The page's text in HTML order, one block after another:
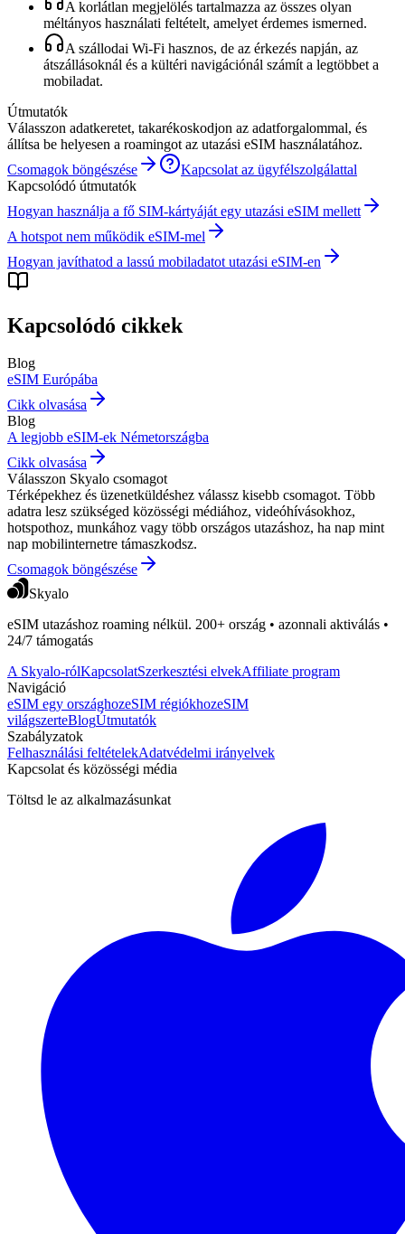
A korlátlan megjelölés tartalmazza az összes olyan
méltányos használati feltételt, amelyet érdemes ismerned.
A szállodai Wi-Fi hasznos, de az érkezés napján, az
átszállásoknál és a kültéri navigációnál számít a legtöbbet a
mobiladat.
Útmutatók
Válasszon adatkeretet, takarékoskodjon az adatforgalommal, és
állítsa be helyesen a roamingot az utazási eSIM használatához.
Csomagok böngészése
Kapcsolat az ügyfélszolgálattal
Kapcsolódó útmutatók
Hogyan használja a fő SIM-kártyáját egy utazási eSIM mellett
A hotspot nem működik eSIM-mel
Hogyan javíthatod a lassú mobiladatot utazási eSIM-en
Kapcsolódó cikkek
Blog
eSIM Európába
Cikk olvasása
Blog
A legjobb eSIM-ek Németországba
Cikk olvasása
Válasszon Skyalo csomagot
Térképekhez és üzenetküldéshez válassz kisebb csomagot. Több
adatra lesz szükséged közösségi médiához, videóhívásokhoz,
hotspothoz, munkához vagy több országos utazáshoz, ha nap mint
nap mobilinternetre támaszkodsz.
Csomagok böngészése
Skyalo
eSIM utazáshoz roaming nélkül. 200+ ország • azonnali aktiválás •
24/7 támogatás
A Skyalo-rólKapcsolatSzerkesztési elvekAffiliate program
Navigáció
eSIM egy országhozeSIM régiókhozeSIM
világszerteBlogÚtmutatók
Szabályzatok
Felhasználási feltételekAdatvédelmi irányelvek
Kapcsolat és közösségi média
Töltsd le az alkalmazásunkat